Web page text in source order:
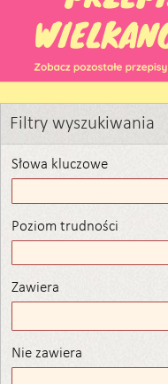
Filtry wyszukiwania
Słowa kluczowe
Poziom trudności
trudności
Zawiera
Nie zawiera